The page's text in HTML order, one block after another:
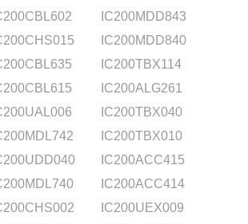
IC200MDD843
IC200MDD840
IC200TBX114
IC200ALG261
IC200TBX040
IC200TBX010
IC200ACC415
IC200ACC414
IC200UEX009